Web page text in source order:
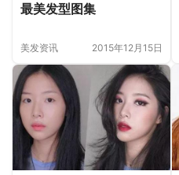
最美发型图集
美发资讯 2015年12月15日